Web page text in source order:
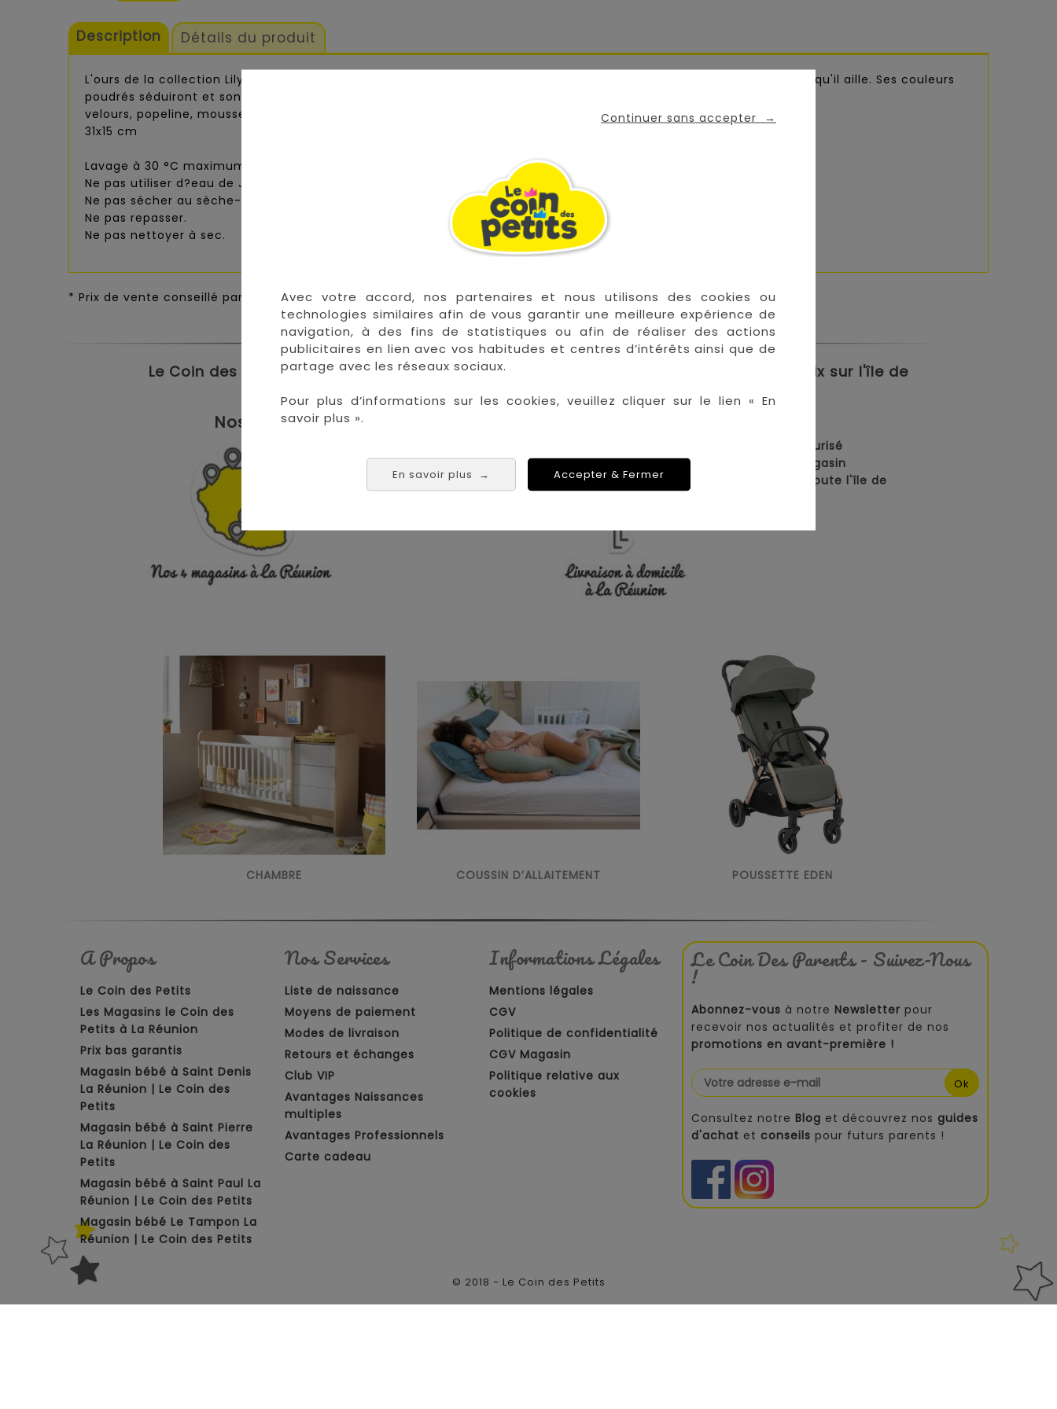
Continuer sans accepter →
Avec votre accord, nos partenaires et nous utilisons des cookies ou
technologies similaires afin de vous garantir une meilleure expérience de
navigation, à des fins de statistiques ou afin de réaliser des actions
publicitaires en lien avec vos habitudes et centres d’intérêts ainsi que de
partage avec les réseaux sociaux.
Pour plus d’informations sur les cookies, veuillez cliquer sur le lien « En
savoir plus ».
En savoir plus → Accepter & Fermer
Description Détails du produit
L'ours de la collection Lily Poudrée de part sa grande douceur apportera réconfort et apaisement à votre enfant où qu'il aille. Ses couleurs
poudrés séduiront et son poil très doux séduiront les petites filles.
velours, popeline, mousseline de coton
31x15 cm
Lavage à 30 °C maximum, programme normal.
Ne pas utiliser d?eau de Javel pour traiter cet article.
Ne pas sécher au sèche-linge.
Ne pas repasser.
Ne pas nettoyer à sec.
* Prix de vente conseillé par le fournisseur pour la Métropole, Voir CGV
Le Coin des Petits propose les plus grandes marques de puériculture aux meilleurs prix sur l'île de
Nos magasins à La Réunion :
• Saint Paul
• Saint Pierre
• Paiement sécurisé
• Retrait en magasin
• Livraison sur toute l'île de
CHAMBRE COUSSIN D’ALLAITEMENT POUSSETTE EDEN
A Propos
Le Coin des Petits
Les Magasins le Coin des
Petits à La Réunion
Prix bas garantis
Magasin bébé à Saint Denis
La Réunion | Le Coin des
Petits
Magasin bébé à Saint Pierre
La Réunion | Le Coin des
Petits
Magasin bébé à Saint Paul La
Réunion | Le Coin des Petits
Magasin bébé Le Tampon La
Réunion | Le Coin des Petits
Nos Services
Liste de naissance
Moyens de paiement
Modes de livraison
Retours et échanges
Club VIP
Avantages Naissances
multiples
Avantages Professionnels
Carte cadeau
Informations Légales
Mentions légales
CGV
Politique de confidentialité
CGV Magasin
Politique relative aux
cookies
Le Coin Des Parents - Suivez-Nous
!
Abonnez-vous à notre Newsletter pour
recevoir nos actualités et profiter de nos
promotions en avant-première !
Consultez notre Blog et découvrez nos guides
d'achat et conseils pour futurs parents !
© 2018 - Le Coin des Petits